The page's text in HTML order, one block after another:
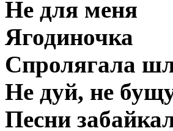
Не для меня
Ягодиночка
Спролягала
Не дуй, не
Песни